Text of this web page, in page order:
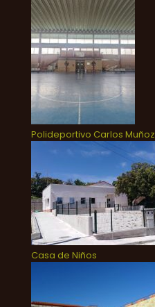
Polideportivo Carlos Muñoz
Casa de Niños